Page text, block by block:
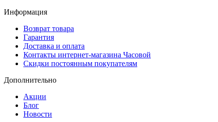
Информация
Возврат товара
Гарантия
Доставка и оплата
Контакты интернет-магазина Часовой
Скидки постоянным покупателям
Дополнительно
Акции
Блог
Новости